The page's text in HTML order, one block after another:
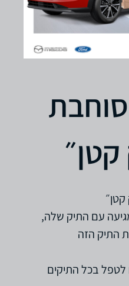
עם התיק שלה,
התיק הזה
לטפל בכל התיקים